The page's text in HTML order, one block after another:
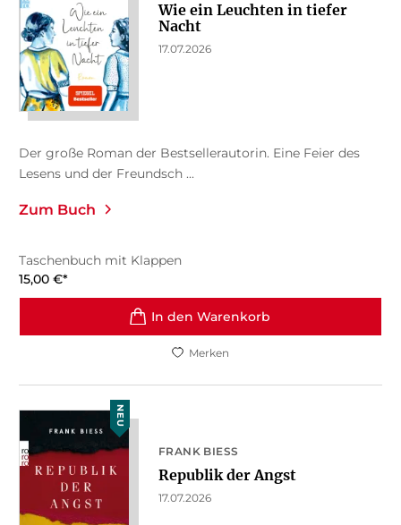
Wie ein Leuchten in tiefer
Nacht
17.07.2026
Der große Roman der Bestsellerautorin. Eine Feier des
Lesens und der Freundsch ...
Zum Buch
Taschenbuch mit Klappen
15,00 €*
In den Warenkorb
Merken
NEU
FRANK BIESS
Republik der Angst
17.07.2026